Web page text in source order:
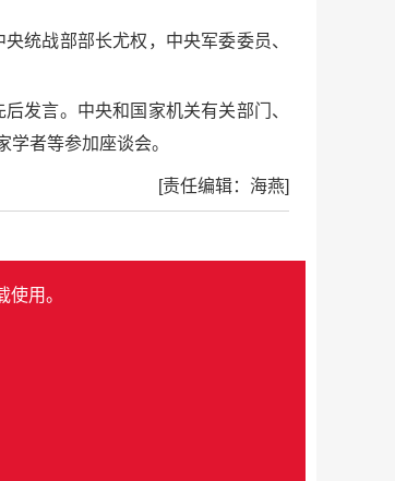
统战部部长尤权，中央军委委员、
发言。中央和国家机关有关部门、
者等参加座谈会。
[责任编辑：海燕]
用。